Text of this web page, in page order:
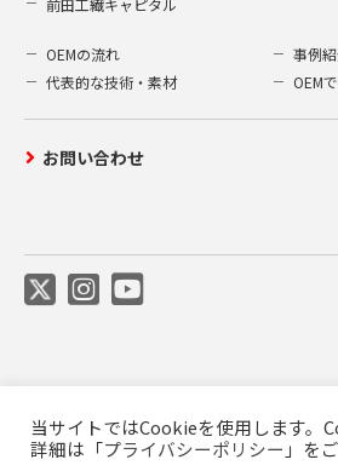
OEMの流れ
事例
代表的な技術・素材
OEM
お問い合わせ
前田工繊公式SNS利用規約
当サイトではCookieを使用します。
詳細は「プライバシーポリシー 」を